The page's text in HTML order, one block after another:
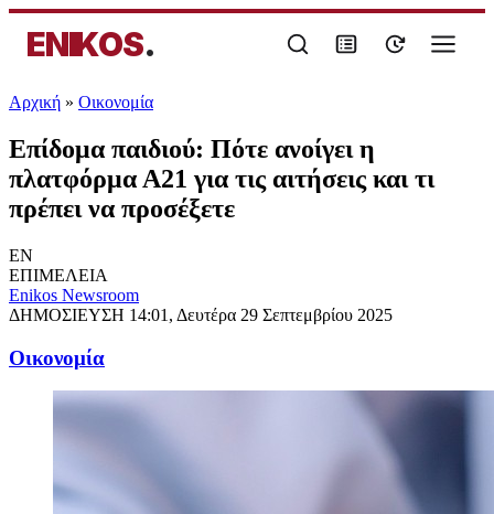
ENIKOS.
Αρχική » Oικονομία
Επίδομα παιδιού: Πότε ανοίγει η
πλατφόρμα Α21 για τις αιτήσεις και τι
πρέπει να προσέξετε
EN
ΕΠΙΜΕΛΕΙΑ
Enikos Newsroom
ΔΗΜΟΣΙΕΥΣΗ 14:01, Δευτέρα 29 Σεπτεμβρίου 2025
Oικονομία